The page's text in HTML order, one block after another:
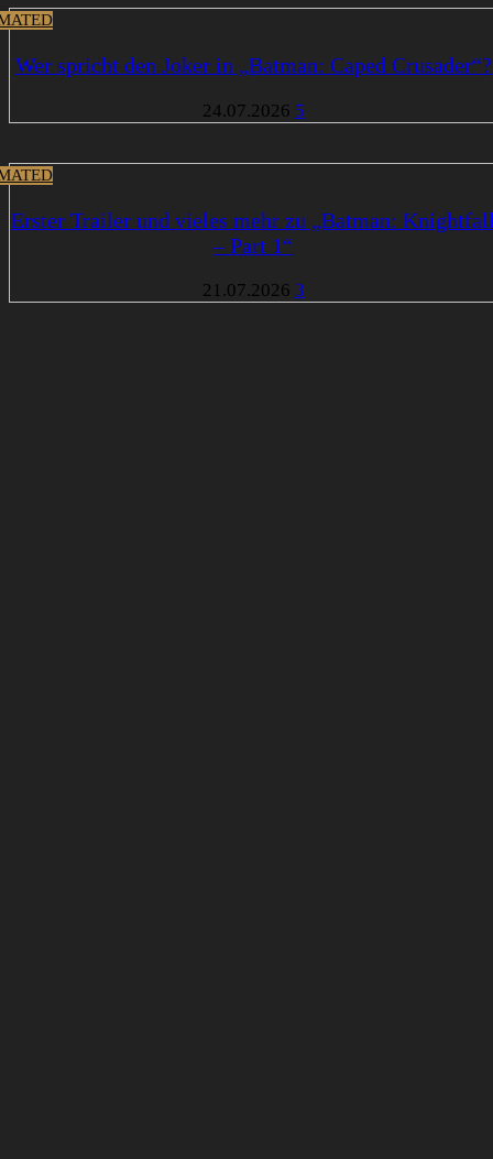
Wer spricht den Joker in „Batman: Caped Crusader“?
24.07.2026 5
Erster Trailer und vieles mehr zu „Batman:
– Part 1“
21.07.2026 3